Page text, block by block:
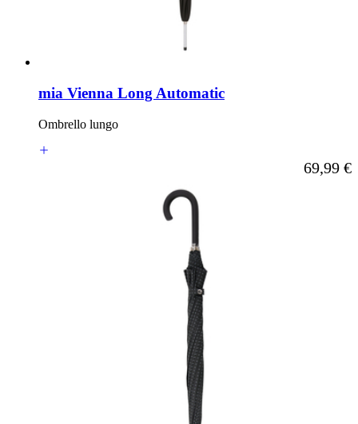
mia Vienna Long Automatic
Ombrello lungo
A partire
69,99 €